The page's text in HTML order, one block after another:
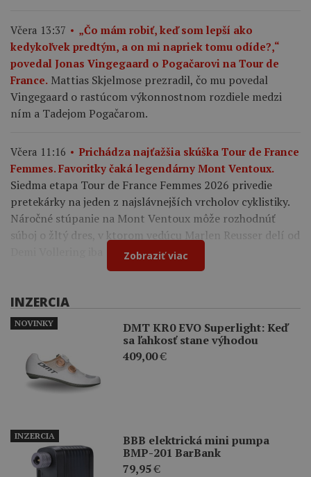
Včera 13:37
„Čo mám robiť, keď som lepší ako
kedykoľvek predtým, a on mi napriek tomu odíde?,“
povedal Jonas Vingegaard o Pogačarovi na Tour de
France. Mattias Skjelmose prezradil, čo mu povedal
Vingegaard o rastúcom výkonnostnom rozdiele medzi
ním a Tadejom Pogačarom.
Včera 11:16
Prichádza najťažšia skúška Tour de France
Femmes. Favoritky čaká legendárny Mont Ventoux.
Siedma etapa Tour de France Femmes 2026 privedie
pretekárky na jeden z najslávnejších vrcholov cyklistiky.
Náročné stúpanie na Mont Ventoux môže rozhodnúť
súboj o žltý dres, v ktorom vedúcu Marlen Reusser delí od
Demi Vollering iba 12 sekúnd.
Zobraziť viac
INZERCIA
DMT KR0 EVO Superlight: Keď
sa ľahkosť stane výhodou
409,00€
NOVINKY
BBB elektrická mini pumpa
BMP-201 BarBank
79,95€
INZERCIA